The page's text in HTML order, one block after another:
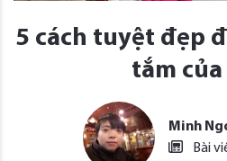
5 cách tuyệt đẹp
tắm của
Minh
Bài